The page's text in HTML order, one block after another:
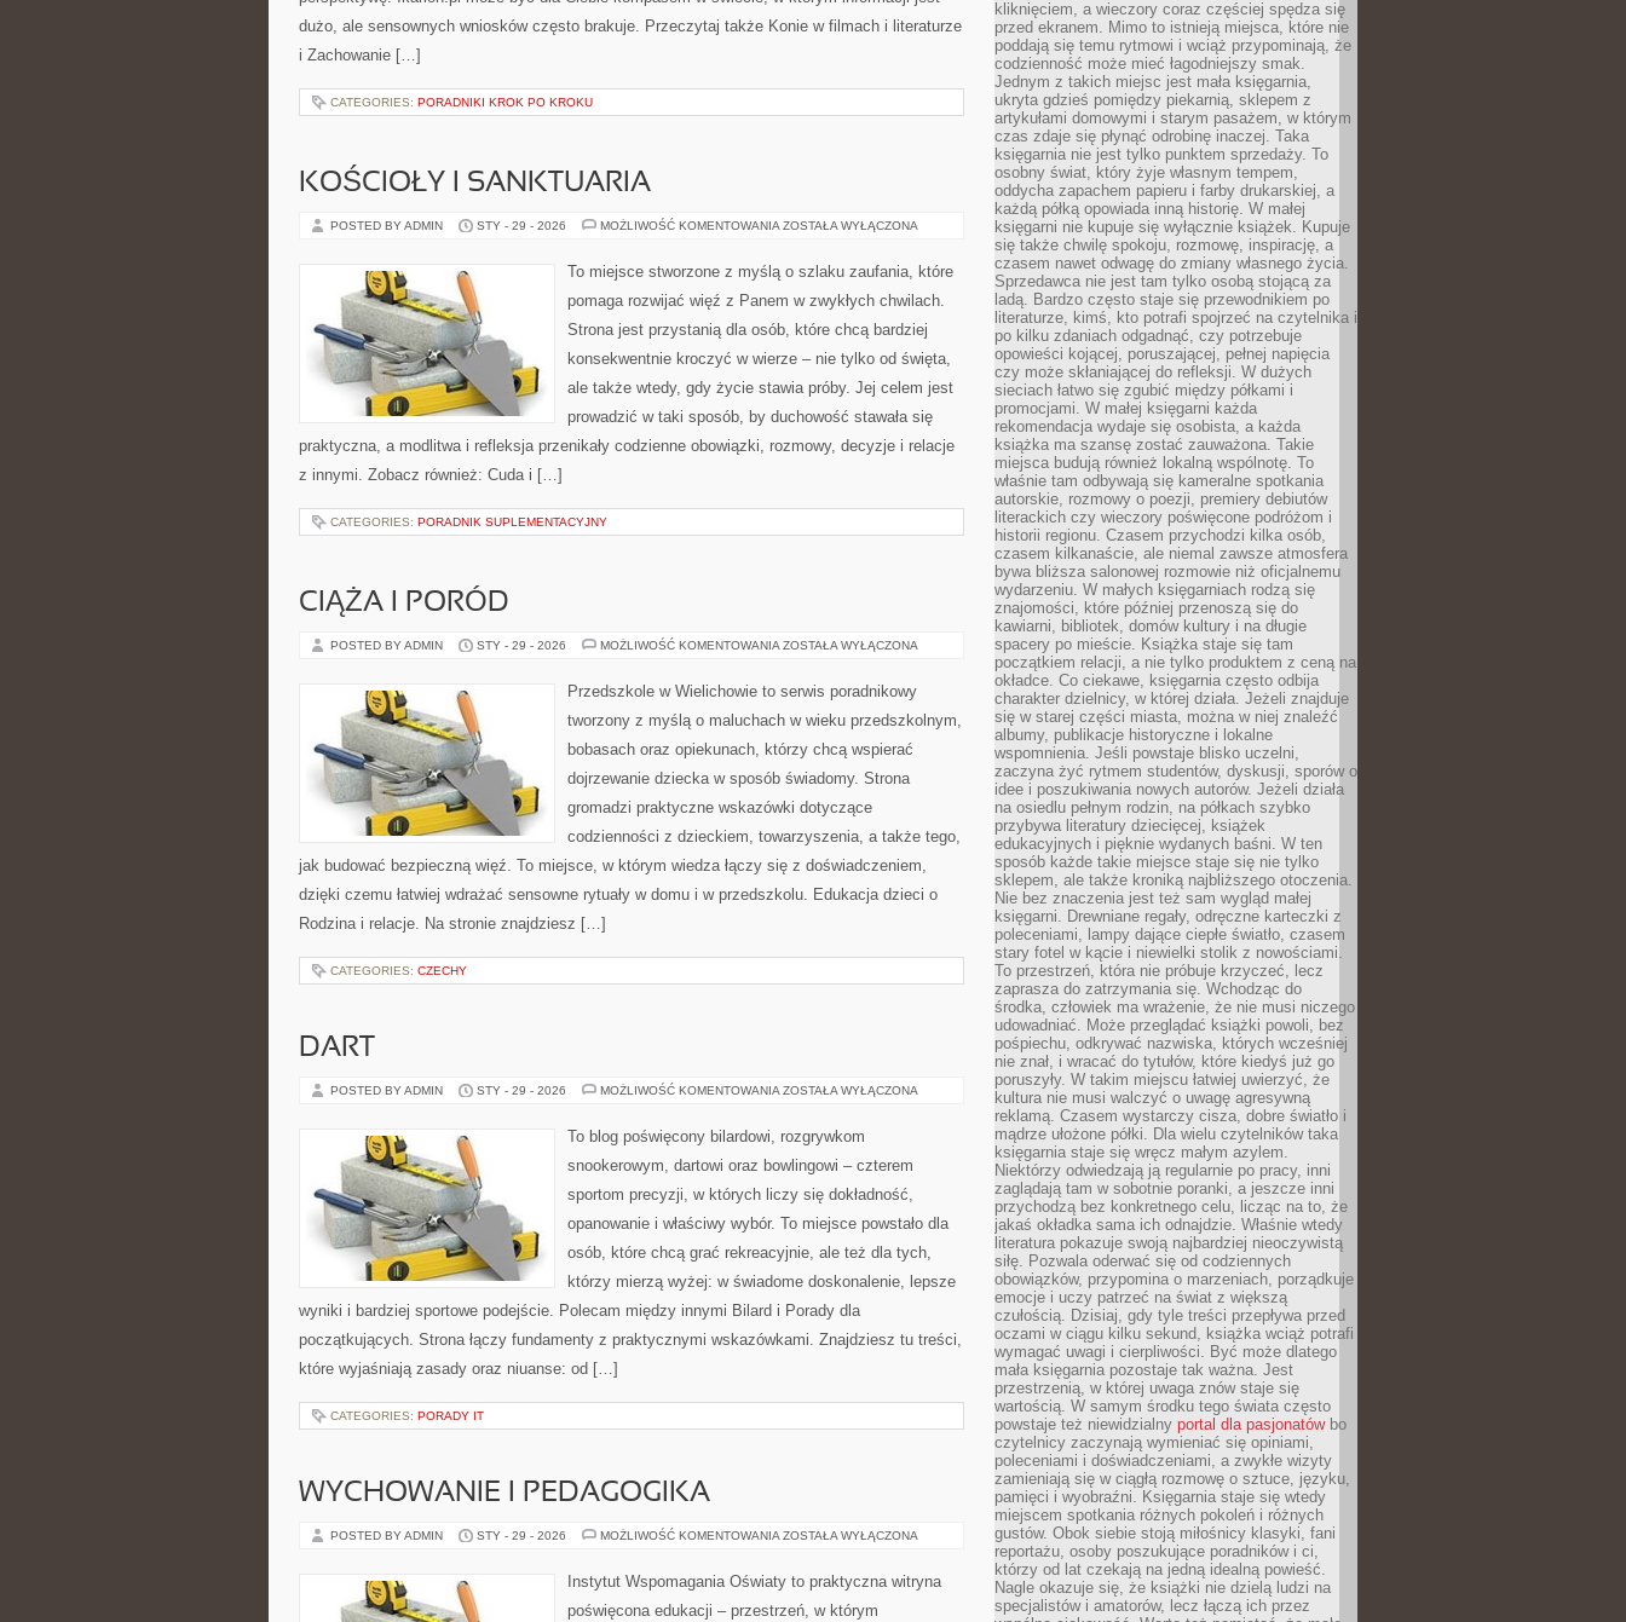
dużo, ale sensownych wniosków często brakuje. Przeczytaj także Konie w filmach i literaturze
i Zachowanie […]
CATEGORIES: PORADNIKI KROK PO KROKU
KOŚCIOŁY I SANKTUARIA
POSTED BY ADMIN STY - 29 - 2026 MOŻLIWOŚĆ KOMENTOWANIA KOŚCIOŁY
ZOSTAŁA WYŁĄCZONA
To miejsce stworzone z myślą o szlaku zaufania, które
pomaga rozwijać więź z Panem w zwykłych chwilach.
Strona jest przystanią dla osób, które chcą bardziej
konsekwentnie kroczyć w wierze – nie tylko od święta,
ale także wtedy, gdy życie stawia próby. Jej celem jest
prowadzić w taki sposób, by duchowość stawała się
praktyczna, a modlitwa i refleksja przenikały codzienne obowiązki, rozmowy, decyzje i relacje
z innymi. Zobacz również: Cuda i […]
CATEGORIES: PORADNIK SUPLEMENTACYJNY
CIĄŻA I PORÓD
POSTED BY ADMIN STY - 29 - 2026 MOŻLIWOŚĆ KOMENTOWANIA CIĄŻA
ZOSTAŁA WYŁĄCZONA
Przedszkole w Wielichowie to serwis poradnikowy
tworzony z myślą o maluchach w wieku przedszkolnym,
bobasach oraz opiekunach, którzy chcą wspierać
dojrzewanie dziecka w sposób świadomy. Strona
gromadzi praktyczne wskazówki dotyczące
codzienności z dzieckiem, towarzyszenia, a także tego,
jak budować bezpieczną więź. To miejsce, w którym wiedza łączy się z doświadczeniem,
dzięki czemu łatwiej wdrażać sensowne rytuały w domu i w przedszkolu. Edukacja dzieci o
Rodzina i relacje. Na stronie znajdziesz […]
CATEGORIES: CZECHY
DART
POSTED BY ADMIN STY - 29 - 2026 MOŻLIWOŚĆ KOMENTOWANIA DART
ZOSTAŁA WYŁĄCZONA
To blog poświęcony bilardowi, rozgrywkom
snookerowym, dartowi oraz bowlingowi – czterem
sportom precyzji, w których liczy się dokładność,
opanowanie i właściwy wybór. To miejsce powstało dla
osób, które chcą grać rekreacyjnie, ale też dla tych,
którzy mierzą wyżej: w świadome doskonalenie, lepsze
wyniki i bardziej sportowe podejście. Polecam między innymi Bilard i Porady dla
początkujących. Strona łączy fundamenty z praktycznymi wskazówkami. Znajdziesz tu treści,
które wyjaśniają zasady oraz niuanse: od […]
CATEGORIES: PORADY IT
WYCHOWANIE I PEDAGOGIKA
POSTED BY ADMIN STY - 29 - 2026 MOŻLIWOŚĆ KOMENTOWANIA WYCHOWANIE
ZOSTAŁA WYŁĄCZONA
Instytut Wspomagania Oświaty to praktyczna witryna
poświęcona edukacji – przestrzeń, w którym
kliknięciem, a wieczory coraz częściej spędza się
przed ekranem. Mimo to istnieją miejsca, które nie
poddają się temu rytmowi i wciąż przypominają, że
codzienność może mieć łagodniejszy smak.
Jednym z takich miejsc jest mała księgarnia,
ukryta gdzieś pomiędzy piekarnią, sklepem z
artykułami domowymi i starym pasażem, w którym
czas zdaje się płynąć odrobinę inaczej. Taka
księgarnia nie jest tylko punktem sprzedaży. To
osobny świat, który żyje własnym tempem,
oddycha zapachem papieru i farby drukarskiej, a
każdą półką opowiada inną historię. W małej
księgarni nie kupuje się wyłącznie książek. Kupuje
się także chwilę spokoju, rozmowę, inspirację, a
czasem nawet odwagę do zmiany własnego życia.
Sprzedawca nie jest tam tylko osobą stojącą za
ladą. Bardzo często staje się przewodnikiem po
literaturze, kimś, kto potrafi spojrzeć na czytelnika i
po kilku zdaniach odgadnąć, czy potrzebuje
opowieści kojącej, poruszającej, pełnej napięcia
czy może skłaniającej do refleksji. W dużych
sieciach łatwo się zgubić między półkami i
promocjami. W małej księgarni każda
rekomendacja wydaje się osobista, a każda
książka ma szansę zostać zauważona. Takie
miejsca budują również lokalną wspólnotę. To
właśnie tam odbywają się kameralne spotkania
autorskie, rozmowy o poezji, premiery debiutów
literackich czy wieczory poświęcone podróżom i
historii regionu. Czasem przychodzi kilka osób,
czasem kilkanaście, ale niemal zawsze atmosfera
bywa bliższa salonowej rozmowie niż oficjalnemu
wydarzeniu. W małych księgarniach rodzą się
znajomości, które później przenoszą się do
kawiarni, bibliotek, domów kultury i na długie
spacery po mieście. Książka staje się tam
początkiem relacji, a nie tylko produktem z ceną na
okładce. Co ciekawe, księgarnia często odbija
charakter dzielnicy, w której działa. Jeżeli znajduje
się w starej części miasta, można w niej znaleźć
albumy, publikacje historyczne i lokalne
wspomnienia. Jeśli powstaje blisko uczelni,
zaczyna żyć rytmem studentów, dyskusji, sporów o
idee i poszukiwania nowych autorów. Jeżeli działa
na osiedlu pełnym rodzin, na półkach szybko
przybywa literatury dziecięcej, książek
edukacyjnych i pięknie wydanych baśni. W ten
sposób każde takie miejsce staje się nie tylko
sklepem, ale także kroniką najbliższego otoczenia.
Nie bez znaczenia jest też sam wygląd małej
księgarni. Drewniane regały, odręczne karteczki z
poleceniami, lampy dające ciepłe światło, czasem
stary fotel w kącie i niewielki stolik z nowościami.
To przestrzeń, która nie próbuje krzyczeć, lecz
zaprasza do zatrzymania się. Wchodząc do
środka, człowiek ma wrażenie, że nie musi niczego
udowadniać. Może przeglądać książki powoli, bez
pośpiechu, odkrywać nazwiska, których wcześniej
nie znał, i wracać do tytułów, które kiedyś już go
poruszyły. W takim miejscu łatwiej uwierzyć, że
kultura nie musi walczyć o uwagę agresywną
reklamą. Czasem wystarczy cisza, dobre światło i
mądrze ułożone półki. Dla wielu czytelników taka
księgarnia staje się wręcz małym azylem.
Niektórzy odwiedzają ją regularnie po pracy, inni
zaglądają tam w sobotnie poranki, a jeszcze inni
przychodzą bez konkretnego celu, licząc na to, że
jakaś okładka sama ich odnajdzie. Właśnie wtedy
literatura pokazuje swoją najbardziej nieoczywistą
siłę. Pozwala oderwać się od codziennych
obowiązków, przypomina o marzeniach, porządkuje
emocje i uczy patrzeć na świat z większą
czułością. Dzisiaj, gdy tyle treści przepływa przed
oczami w ciągu kilku sekund, książka wciąż potrafi
wymagać uwagi i cierpliwości. Być może dlatego
mała księgarnia pozostaje tak ważna. Jest
przestrzenią, w której uwaga znów staje się
wartością. W samym środku tego świata często
powstaje też niewidzialny portal dla pasjonatówbo
czytelnicy zaczynają wymieniać się opiniami,
poleceniami i doświadczeniami, a zwykłe wizyty
zamieniają się w ciągłą rozmowę o sztuce, języku,
pamięci i wyobraźni. Księgarnia staje się wtedy
miejscem spotkania różnych pokoleń i różnych
gustów. Obok siebie stoją miłośnicy klasyki, fani
reportażu, osoby poszukujące poradników i ci,
którzy od lat czekają na jedną idealną powieść.
Nagle okazuje się, że książki nie dzielą ludzi na
specjalistów i amatorów, lecz łączą ich przez